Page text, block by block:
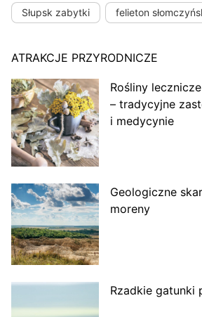
Słupsk zabytki felieton
ATRAKCJE PRZYRODNICZE
Rośliny
– tradycyjne
i medycynie
Geologiczne
moreny
Rzadkie gatunki